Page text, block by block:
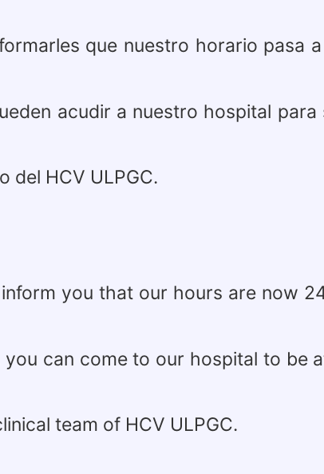
que nuestro horario pasa
acudir a nuestro hospital para
del HCV ULPGC.
you that our hours are now
can come to our hospital to be
team of HCV ULPGC.